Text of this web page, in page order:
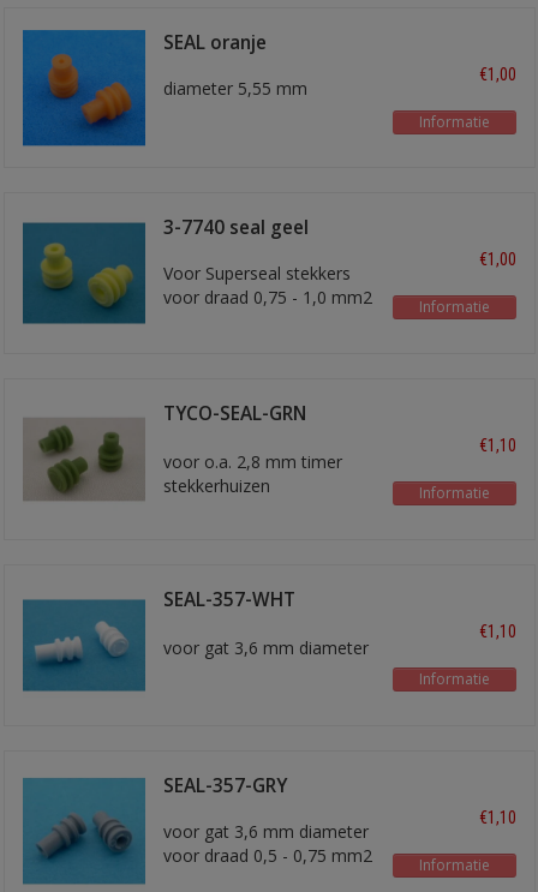
SEAL oranje
diameter 5,55 mm
€1,00
Informatie
3-7740 seal geel
Voor Superseal stekkers
voor draad 0,75 - 1,0 mm2
€1,00
Informatie
TYCO-SEAL-GRN
voor o.a. 2,8 mm timer
stekkerhuizen
€1,10
Informatie
SEAL-357-WHT
voor gat 3,6 mm diameter
€1,10
Informatie
SEAL-357-GRY
voor gat 3,6 mm diameter
voor draad 0,5 - 0,75 mm2
€1,10
Informatie